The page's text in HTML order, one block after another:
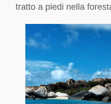
tratto a piedi nella